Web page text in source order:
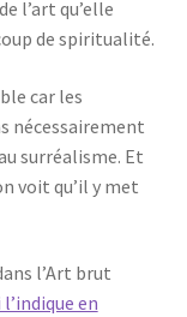
l’art qu’elle
de spiritualité.
car les
nécessairement
surréalisme. Et
voit qu’il y met
l’Art brut
en